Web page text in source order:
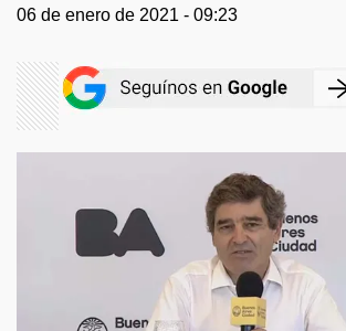
06 de enero de 2021 - 09:23